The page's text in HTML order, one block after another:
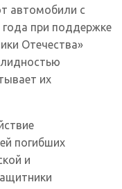
автомобили с
при поддержке
Отечества»
их
погибших
и